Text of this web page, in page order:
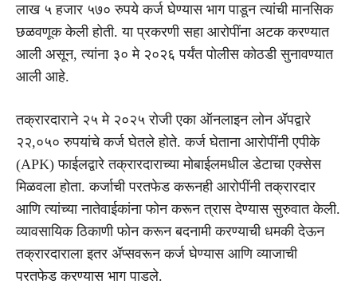
लाख ५ हजार ५७० रुपये कर्ज घेण्यास भाग पाडून त्यांची मानसिक
छळवणूक केली होती. या प्रकरणी सहा आरोपींना अटक करण्यात
आली असून, त्यांना ३० मे २०२६ पर्यंत पोलीस कोठडी सुनावण्यात
आली आहे.
तक्रारदाराने २५ मे २०२५ रोजी एका ऑनलाइन लोन ॲपद्वारे
२२,०५० रुपयांचे कर्ज घेतले होते. कर्ज घेताना आरोपींनी एपीके
(APK) फाईलद्वारे तक्रारदाराच्या मोबाईलमधील डेटाचा एक्सेस
मिळवला होता. कर्जाची परतफेड करूनही आरोपींनी तक्रारदार
आणि त्यांच्या नातेवाईकांना फोन करून त्रास देण्यास सुरुवात केली.
व्यावसायिक ठिकाणी फोन करून बदनामी करण्याची धमकी देऊन
तक्रारदाराला इतर ॲप्सवरून कर्ज घेण्यास आणि व्याजाची
परतफेड करण्यास भाग पाडले.